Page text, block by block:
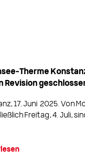
Therme
Revision
17. Juni 2025. Von
Freitag, 4. Juli,